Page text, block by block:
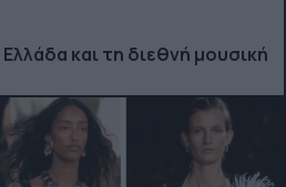
και τη διεθνή μουσική